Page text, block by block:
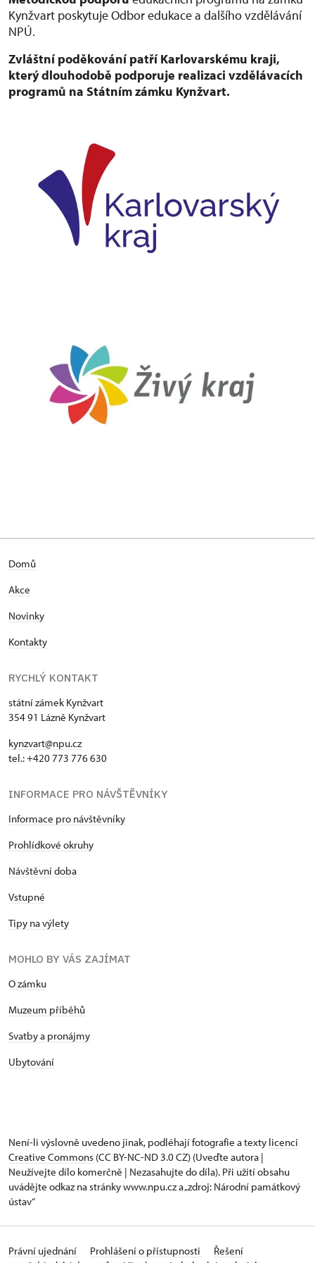
Kynžvart poskytuje Odbor edukace a dalšího vzdělávání
NPÚ.
Zvláštní poděkování patří Karlovarskému kraji,
který dlouhodobě podporuje realizaci vzdělávacích
programů na Státním zámku Kynžvart.
Domů
Akce
Novinky
Kontakty
RYCHLÝ KONTAKT
státní zámek Kynžvart
354 91 Lázně Kynžvart
kynzvart@npu.cz
tel.: +420 773 776 630
INFORMACE PRO NÁVŠTĚVNÍKY
Informace pro návštěvníky
Prohlídkové okruhy
Návštěvní doba
Vstupné
Tipy na výlety
MOHLO BY VÁS ZAJÍMAT
O zámku
Muzeum příběhů
Svatby a pronájmy
Ubytování
Není-li výslovně uvedeno jinak, podléhají fotografie a texty licenci
Creative Commons (CC BY-NC-ND 3.0 CZ) (Uveďte autora |
Neužívejte dílo komerčně | Nezasahujte do díla). Při užití obsahu
uvádějte odkaz na stránky www.npu.cz a „zdroj: Národní památkový
ústav“
Právní ujednání Prohlášení o přístupnosti
Řešení